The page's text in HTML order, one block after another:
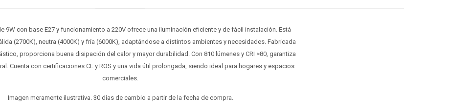
9W con base E27 y funcionamiento a 220V ofrece una iluminación eficiente y de fácil instalación. Está
(2700K), neutra (4000K) y fría (6000K), adaptándose a distintos ambientes y necesidades. Fabricada
proporciona buena disipación del calor y mayor durabilidad. Con 810 lúmenes y CRI >80, garantiza
Cuenta con certificaciones CE y ROS y una vida útil prolongada, siendo ideal para hogares y espacios
comerciales.
Imagen meramente ilustrativa. 30 días de cambio a partir de la fecha de compra.